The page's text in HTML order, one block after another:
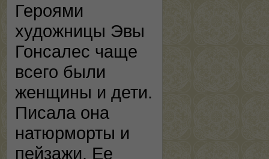
Героями
художницы Эвы
Гонсалес чаще
всего были
женщины и дети.
Писала она
натюрморты и
пейзажи. Ее